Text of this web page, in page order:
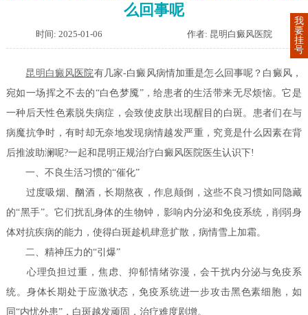
么回事呢
时间: 2025-01-06 作者: 昆明白癜风医院
昆明白癜风 医院有几家-白癜风病情加重是怎么回事呢？白癜风，
宛如一场挥之不去的“白色梦魇”，给患者的生活带来无尽烦恼。它是
一种后天性色素脱失病症，会致使皮肤出现醒目的白斑。患者们在与
病魔抗争时，有时却无奈地发现病情越发严重，究竟是什么因素在背
后推波助澜呢?一起和昆明正规治疗白癜风医院医生认识下!
一、不良生活习惯的“催化”
过度吸烟、酗酒，长期熬夜，作息颠倒，这些不良习惯如同隐藏
的“黑手”。它们扰乱身体的生物钟，影响内分泌和免疫系统，削弱身
体对抗疾病的能力，使得白斑趁机肆意扩散，病情雪上加霜。
二、精神压力的“引爆”
心理负担过重，焦虑、抑郁情绪弥漫，会干扰内分泌与免疫系
统。身体长期处于应激状态，免疫系统进一步攻击黑色素细胞，如
同“内忧外患”，白斑越发顽固，治疗难度剧增。
我
要
挂
号